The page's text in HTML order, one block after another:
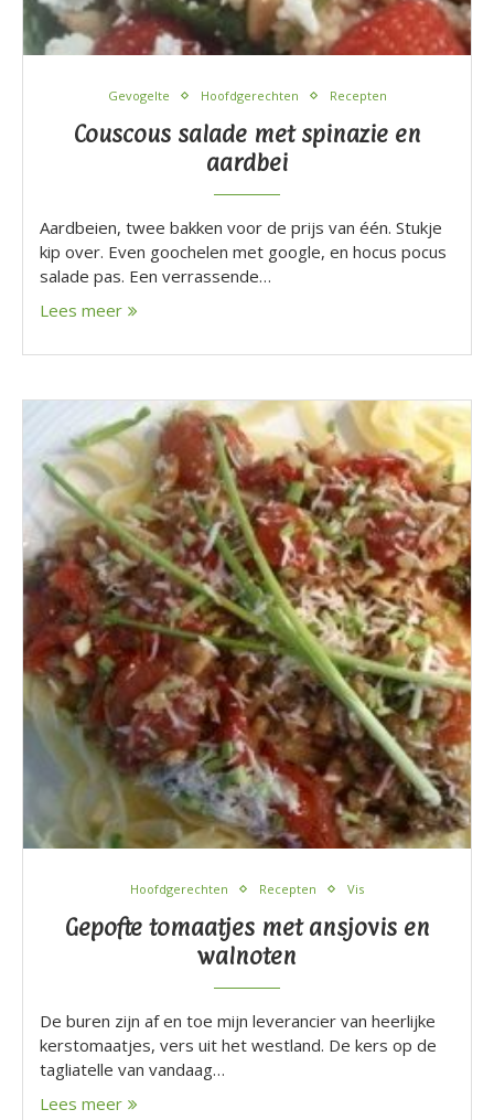
Gevogelte Hoofdgerechten Recepten
Couscous salade met spinazie en
aardbei
Aardbeien, twee bakken voor de prijs van één. Stukje
kip over. Even goochelen met google, en hocus pocus
salade pas. Een verrassende…
Lees meer
Hoofdgerechten Recepten Vis
Gepofte tomaatjes met ansjovis en
walnoten
De buren zijn af en toe mijn leverancier van heerlijke
kerstomaatjes, vers uit het westland. De kers op de
tagliatelle van vandaag…
Lees meer